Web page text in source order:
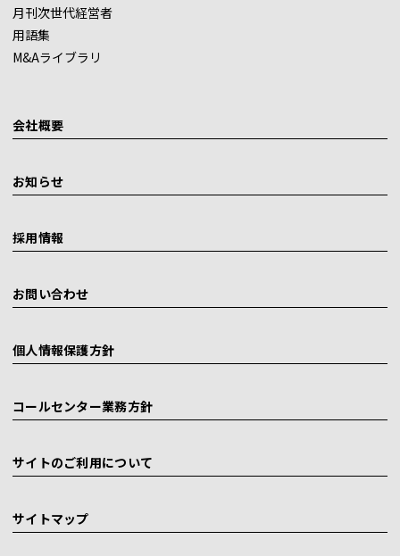
月刊次世代経営者
用語集
M&Aライブラリ
会社概要
お知らせ
採用情報
お問い合わせ
個人情報保護方針
コールセンター業務方針
サイトのご利用について
サイトマップ